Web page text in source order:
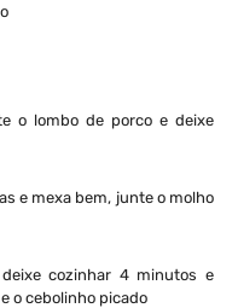
o lombo de porco e deixe
e mexa bem, junte o molho
cozinhar 4 minutos e
o cebolinho picado